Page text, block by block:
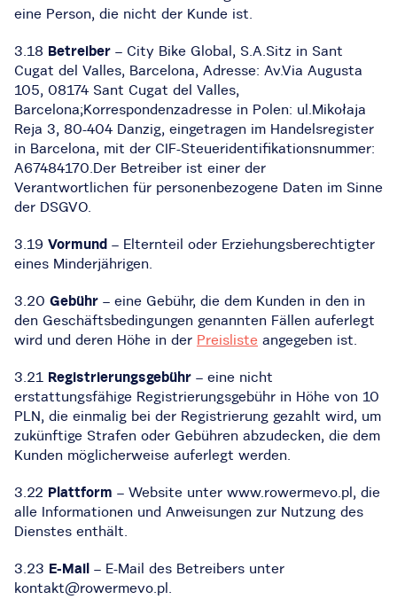
eine Person, die nicht der Kunde ist.
3.18 Betreiber – City Bike Global, S.A.Sitz in Sant
Cugat del Valles, Barcelona, ​​​​Adresse: Av.Via Augusta
105, 08174 Sant Cugat del Valles,
Barcelona;Korrespondenzadresse in Polen: ul.Mikołaja
Reja 3, 80-404 Danzig, eingetragen im Handelsregister
in Barcelona, ​​​​mit der CIF-Steueridentifikationsnummer:
A67484170.Der Betreiber ist einer der
Verantwortlichen für personenbezogene Daten im Sinne
der DSGVO.
3.19 Vormund – Elternteil oder Erziehungsberechtigter
eines Minderjährigen.
3.20 Gebühr – eine Gebühr, die dem Kunden in den in
den Geschäftsbedingungen genannten Fällen auferlegt
wird und deren Höhe in der Preisliste angegeben ist.
3.21 Registrierungsgebühr – eine nicht
erstattungsfähige Registrierungsgebühr in Höhe von 10
PLN, die einmalig bei der Registrierung gezahlt wird, um
zukünftige Strafen oder Gebühren abzudecken, die dem
Kunden möglicherweise auferlegt werden.
3.22 Plattform – Website unter www.rowermevo.pl, die
alle Informationen und Anweisungen zur Nutzung des
Dienstes enthält.
3.23 E-Mail – E-Mail des Betreibers unter
kontakt@rowermevo.pl.